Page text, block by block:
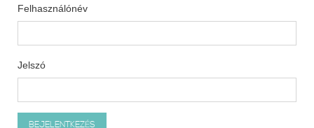
Felhasználónév
Jelszó